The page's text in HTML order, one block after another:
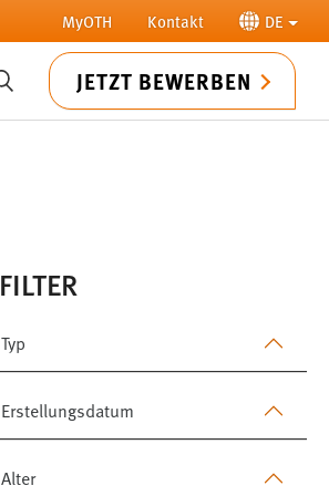
MyOTH Kontakt DE
SUCHE JETZT BEWERBEN
FILTER
Typ
Erstellungsdatum
Alter